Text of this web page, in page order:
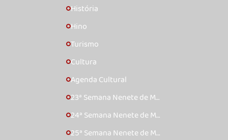
🞇História
🞇Hino
🞇Turismo
🞇Cultura
🞇Agenda Cultural
🞇23ª Semana Nenete de Mú
🞇24ª Semana Nenete de Mú
🞇25ª Semana Nenete de Mú